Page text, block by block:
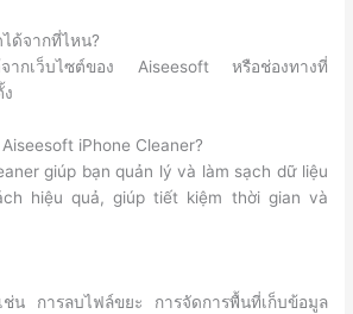
ด้จากที่ไหน?
จากเว็บไซต์ของ Aiseesoft หรือช่องทางที่
iPhone Cleaner?
giúp bạn quản lý và làm sạch dữ liệu
hiệu quả, giúp tiết kiệm thời gian và
น การลบไฟล์ขยะ การจัดการพื้นที่เก็บข้อมูล